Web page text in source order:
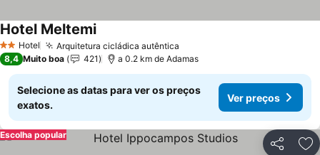
2 Estrelas
Hotel Arquitetura cicládica autêntica
Hotel Meltemi
8,4 Muito boa 421 a 0.2 km de Adamas
Selecione as datas para ver os preços
exatos.
Ver preços
Partilhar
Escolha popular